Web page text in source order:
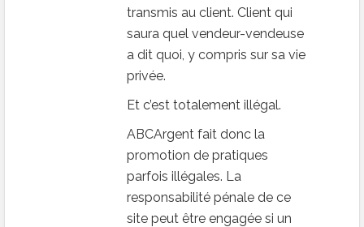
transmis au client. Client qui
saura quel vendeur-vendeuse
a dit quoi, y compris sur sa vie
privée.
Et c’est totalement illégal.
ABCArgent fait donc la
promotion de pratiques
parfois illégales. La
responsabilité pénale de ce
site peut être engagée si un